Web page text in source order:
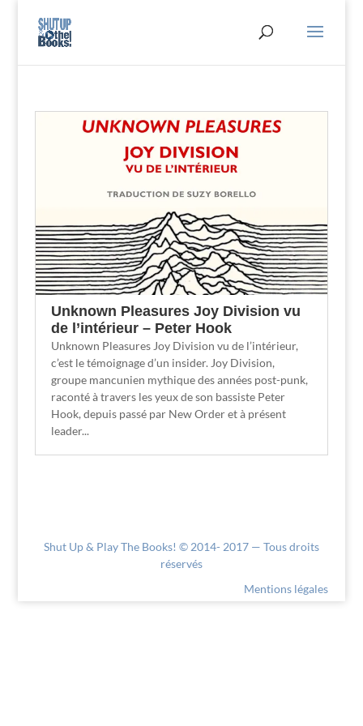
Unknown Pleasures Joy Division vu
de l’intérieur – Peter Hook
Unknown Pleasures Joy Division vu de l’intérieur,
c’est le témoignage d’un insider. Joy Division,
groupe mancunien mythique des années post-punk,
raconté à travers les yeux de son bassiste Peter
Hook, depuis passé par New Order et à présent
leader...
Shut Up & Play The Books! © 2014- 2017 — Tous droits
réservés
Mentions légales